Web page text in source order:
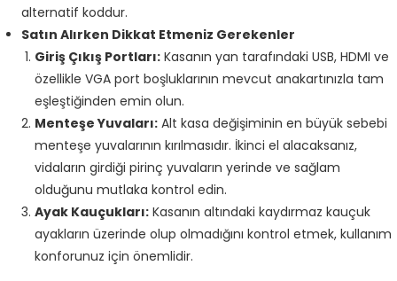
alternatif koddur.
Satın Alırken Dikkat Etmeniz Gerekenler
Giriş Çıkış Portları: Kasanın yan tarafındaki USB, HDMI ve
özellikle VGA port boşluklarının mevcut anakartınızla tam
eşleştiğinden emin olun.
Menteşe Yuvaları: Alt kasa değişiminin en büyük sebebi
menteşe yuvalarının kırılmasıdır. İkinci el alacaksanız,
vidaların girdiği pirinç yuvaların yerinde ve sağlam
olduğunu mutlaka kontrol edin.
Ayak Kauçukları: Kasanın altındaki kaydırmaz kauçuk
ayakların üzerinde olup olmadığını kontrol etmek, kullanım
konforunuz için önemlidir.